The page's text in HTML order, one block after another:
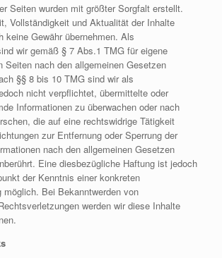
Seiten wurden mit größter Sorgfalt erstellt.
Vollständigkeit und Aktualität der Inhalte
keine Gewähr übernehmen. Als
wir gemäß § 7 Abs.1 TMG für eigene
Seiten nach den allgemeinen Gesetzen
§§ 8 bis 10 TMG sind wir als
nicht verpflichtet, übermittelte oder
Informationen zu überwachen oder nach
die auf eine rechtswidrige Tätigkeit
zur Entfernung oder Sperrung der
nach den allgemeinen Gesetzen
Eine diesbezügliche Haftung ist jedoch
der Kenntnis einer konkreten
möglich. Bei Bekanntwerden von
werden wir diese Inhalte